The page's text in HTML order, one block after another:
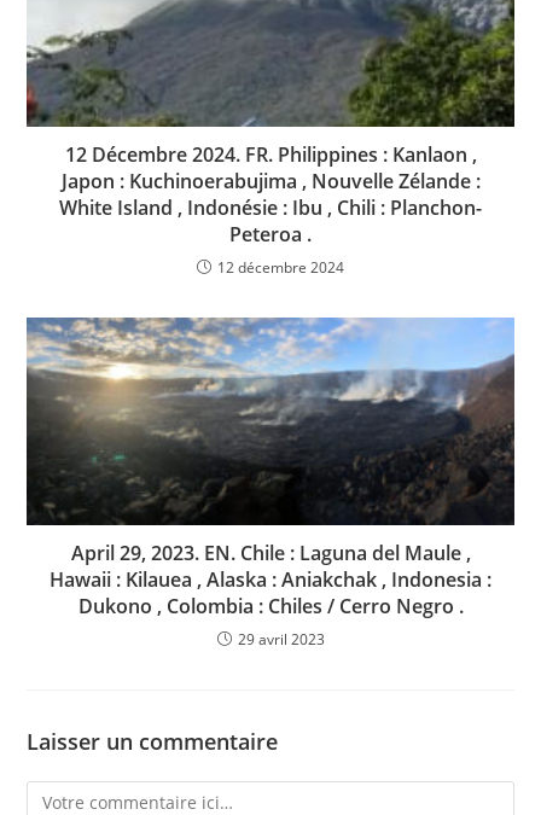
12 Décembre 2024. FR. Philippines : Kanlaon ,
Japon : Kuchinoerabujima , Nouvelle Zélande :
White Island , Indonésie : Ibu , Chili : Planchon-
Peteroa .
12 décembre 2024
April 29, 2023. EN. Chile : Laguna del Maule ,
Hawaii : Kilauea , Alaska : Aniakchak , Indonesia :
Dukono , Colombia : Chiles / Cerro Negro .
29 avril 2023
Laisser un commentaire
Comment